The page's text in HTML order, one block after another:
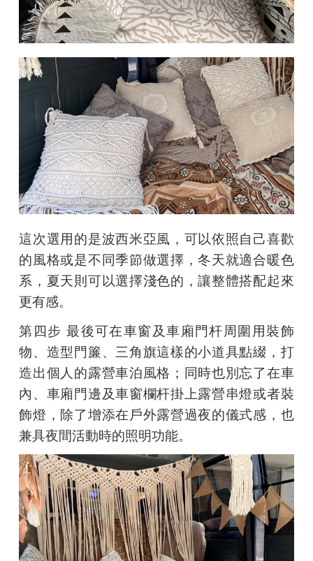
這次選用的是波西米亞風，可以依照自己喜歡
的風格或是不同季節做選擇，冬天就適合暖色
系，夏天則可以選擇淺色的，讓整體搭配起來
更有感。
第四步 最後可在車窗及車廂門杆周圍用裝飾
物、造型門簾、三角旗這樣的小道具點綴，打
造出個人的露營車泊風格；同時也別忘了在車
內、車廂門邊及車窗欄杆掛上露營串燈或者裝
飾燈，除了增添在戶外露營過夜的儀式感，也
兼具夜間活動時的照明功能。